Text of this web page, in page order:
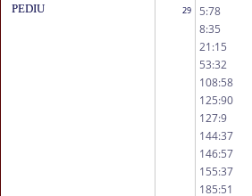
PEDIU 29 5:78
8:35
21:15
53:32
108:58
125:90
127:9
144:37
146:57
155:37
185:51